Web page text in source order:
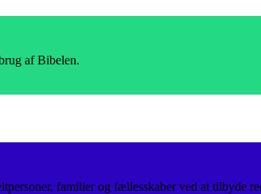
af Bibelen.
familier og fællesskaber ved at tilbyde